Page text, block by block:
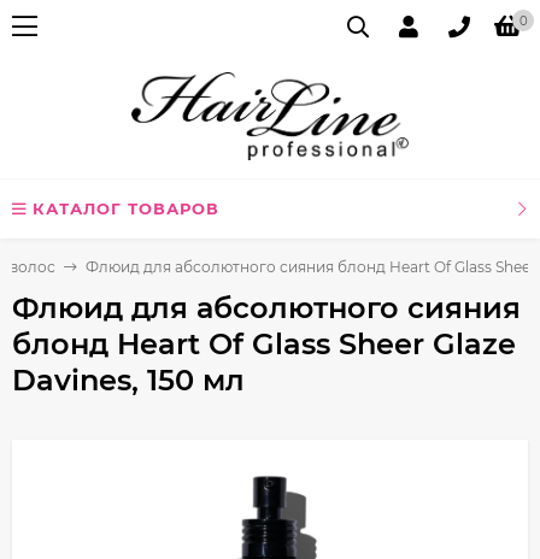
0
КАТАЛОГ ТОВАРОВ
волос Флюид для абсолютного сияния блонд Heart Of Glass Sheer
Флюид для абсолютного сияния
блонд Heart Of Glass Sheer Glaze
Davines, 150 мл